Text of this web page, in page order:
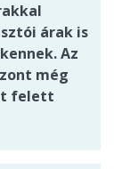
árak is
Az
még
felett